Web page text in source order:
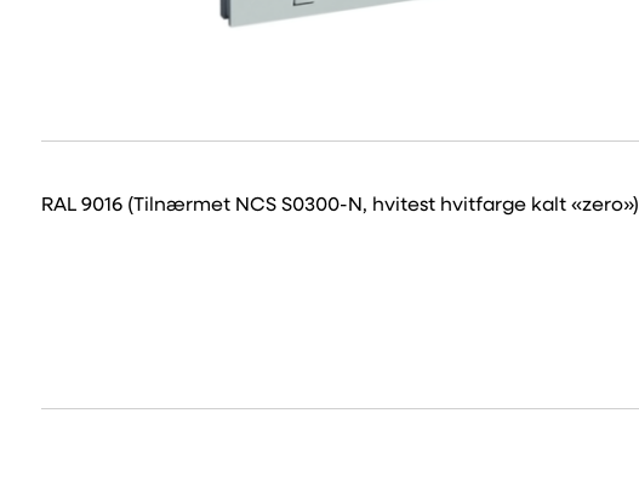
RAL 9016 (Tilnærmet NCS S0300-N, hvitest hvitfarge kalt «zero»)